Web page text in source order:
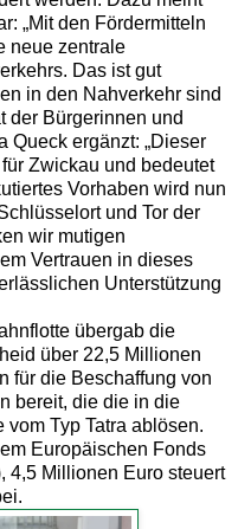
„Mit den Fördermitteln
neue zentrale
Das ist gut
in den Nahverkehr sind
der Bürgerinnen und
Queck ergänzt: „Dieser
Zwickau und bedeutet
Vorhaben wird nun
und Tor der
wir mutigen
Vertrauen in dieses
Unterstützung
übergab die
über 22,5 Millionen
für die Beschaffung von
bereit, die die in die
Typ Tatra ablösen.
Europäischen Fonds
4,5 Millionen Euro steuert